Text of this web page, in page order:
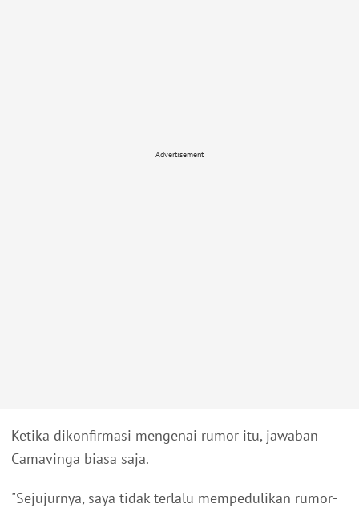
Advertisement
Ketika dikonfirmasi mengenai rumor itu, jawaban
Camavinga biasa saja.
"Sejujurnya, saya tidak terlalu mempedulikan rumor-